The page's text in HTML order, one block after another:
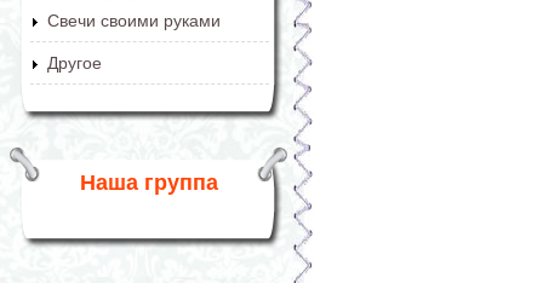
Свечи своими руками
Другое
Наша группа